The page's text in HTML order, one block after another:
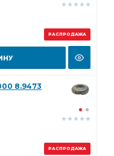
РАСПРОДАЖА
РАСПРОДАЖА
8.9473